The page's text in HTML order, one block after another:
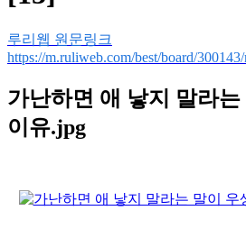
루리웹 원문링크
https://m.ruliweb.com/best/board/
가난하면 애 낳지 말라
이유.jpg